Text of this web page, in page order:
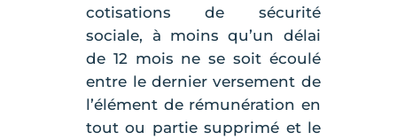
cotisations de sécurité
sociale, à moins qu’un délai
de 12 mois ne se soit écoulé
entre le dernier versement de
l’élément de rémunération en
tout ou partie supprimé et le